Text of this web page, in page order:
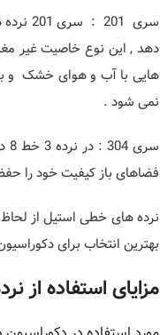
هایی با آب و هوای خشک و
نمی شود .
فضاهای باز کیفیت خود را
نرده های خطی استیل از
بهترین انتخاب برای
مزایای استفاده از نرده 3